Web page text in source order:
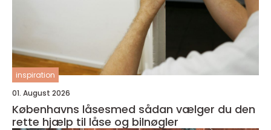
inspiration
01. August 2026
Københavns låsesmed sådan vælger du den
rette hjælp til låse og bilnøgler